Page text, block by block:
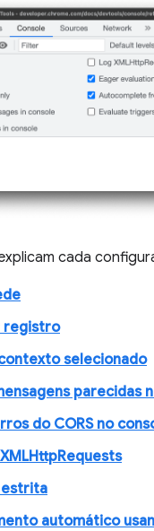
cada
registro
selecionado
parecidas
do CORS no
estrita
automático